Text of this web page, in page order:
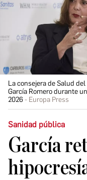
La consejera de Salud
García Romero durante
2026
Europa Press
Sanidad pública
García